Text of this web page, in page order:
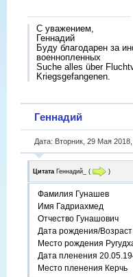
С уважением,
Геннадий
Буду благодарен за
военнопленных
Suche alles über
Kriegsgefangenen.
Геннадий
Дата: Вторник, 29 Мая
Цитата Геннадий_ ( )
Фамилия Гунашев
Имя Гадриахмед
Отчество Гунашович
Дата рождения/
Место рождения
Дата пленения
Место пленения Керчь